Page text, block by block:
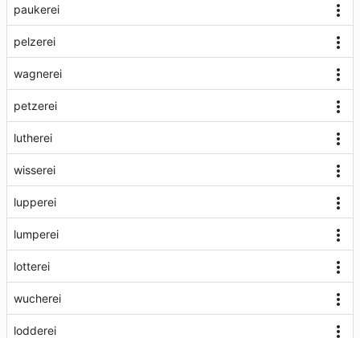
paukerei
pelzerei
wagnerei
petzerei
lutherei
wisserei
lupperei
lumperei
lotterei
wucherei
lodderei